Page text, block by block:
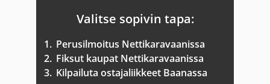
Valitse sopivin tapa:
1. Perusilmoitus Nettikaravaanissa
2. Fiksut kaupat Nettikaravaanissa
3. Kilpailuta ostajaliikkeet Baanassa